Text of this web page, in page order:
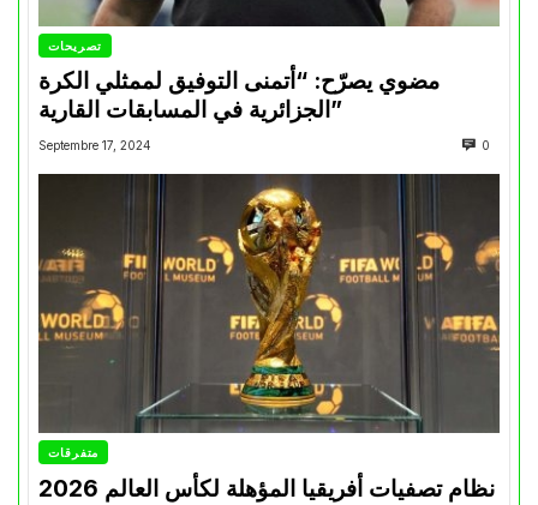
تصريحات
مضوي يصرّح: “أتمنى التوفيق لممثلي الكرة
الجزائرية في المسابقات القارية”
Septembre 17, 2024 0
متفرقات
نظام تصفيات أفريقيا المؤهلة لكأس العالم 2026